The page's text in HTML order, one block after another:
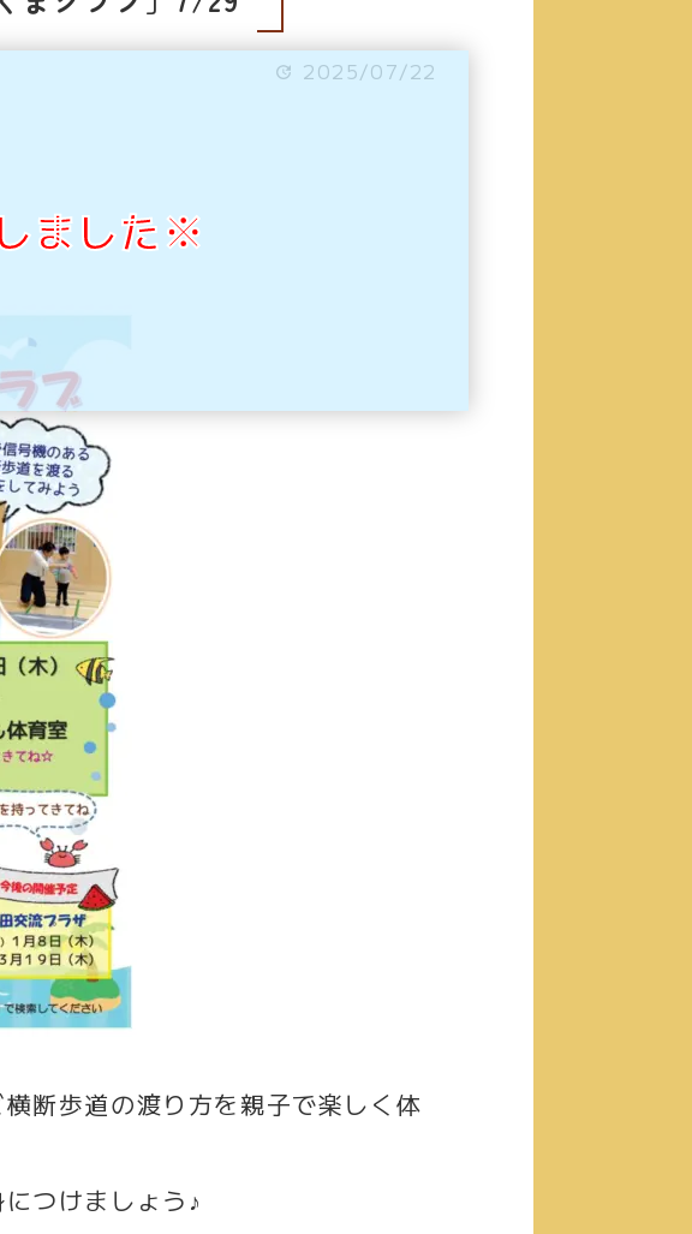
2025/07/22
断歩道の渡り方を親子で楽しく体
つけましょう♪
ました※